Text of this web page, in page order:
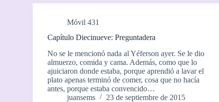
Móvil 431
Capítulo Diecinueve: Preguntadera
No se le mencionó nada al Yéferson ayer. Se le dio
almuerzo, comida y cama. Además, como que lo
ajuiciaron donde estaba, porque aprendió a lavar el
plato apenas terminó de comer, cosa que no hacía
antes, porque estaba convencido…
juansems
23 de septiembre de 2015